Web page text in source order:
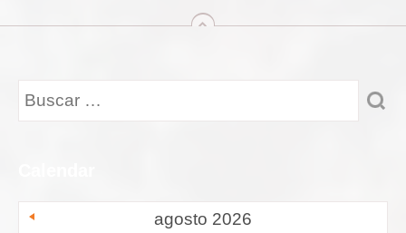
arriba
agosto 2026